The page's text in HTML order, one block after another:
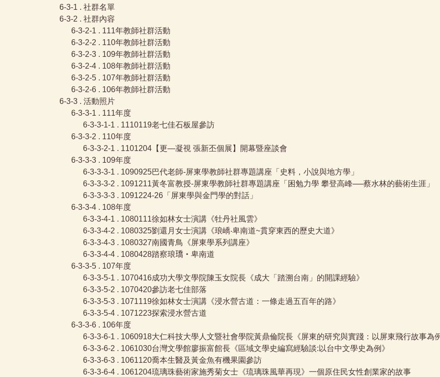
6-3-1 . 社群名單
6-3-2 . 社群內容
6-3-2-1 . 111年教師社群活動
6-3-2-2 . 110年教師社群活動
6-3-2-3 . 109年教師社群活動
6-3-2-4 . 108年教師社群活動
6-3-2-5 . 107年教師社群活動
6-3-2-6 . 106年教師社群活動
6-3-3 . 活動照片
6-3-3-1 . 111年度
6-3-3-1-1 . 1110119老七佳石板屋參訪
6-3-3-2 . 110年度
6-3-3-2-1 . 1101204【更—凝視 張新丕個展】開幕暨座談會
6-3-3-3 . 109年度
6-3-3-3-1 . 1090925巴代老師-屏東學教師社群專題講座「史料，小說與地方學」
6-3-3-3-2 . 1091211黃冬富教授-屏東學教師社群專題講座「困勉力學 攀登高峰──蔡水林的藝術生涯」
6-3-3-3-3 . 1091224-26「屏東學與金門學的對話」
6-3-3-4 . 108年度
6-3-3-4-1 . 1080111徐如林女士演講《牡丹社風雲》
6-3-3-4-2 . 1080325劉還月女士演講《琅嶠‧卑南道~貫穿東西的歷史大道》
6-3-3-4-3 . 1080327南國青鳥《屏東學系列講座》
6-3-3-4-4 . 1080428踏察琅𤩝‧卑南道
6-3-3-5 . 107年度
6-3-3-5-1 . 1070416成功大學文學院陳玉女院長《成大「踏溯台南」的開課經驗》
6-3-3-5-2 . 1070420參訪老七佳部落
6-3-3-5-3 . 1071119徐如林女士演講《浸水營古道：一條走過五百年的路》
6-3-3-5-4 . 1071223探索浸水營古道
6-3-3-6 . 106年度
6-3-3-6-1 . 1060918大仁科技大學人文暨社會學院黃鼎倫院長《屏東的研究與實踐：以屏東飛行故事為
6-3-3-6-2 . 1061030台灣文學館廖振富館長《區域文學史編寫經驗談:以台中文學史為例》
6-3-3-6-3 . 1061120喬本生醫及黃金魚有機果園參訪
6-3-3-6-4 . 1061204琉璃珠藝術家施秀菊女士《琉璃珠風華再現》一個原住民女性創業家的故事